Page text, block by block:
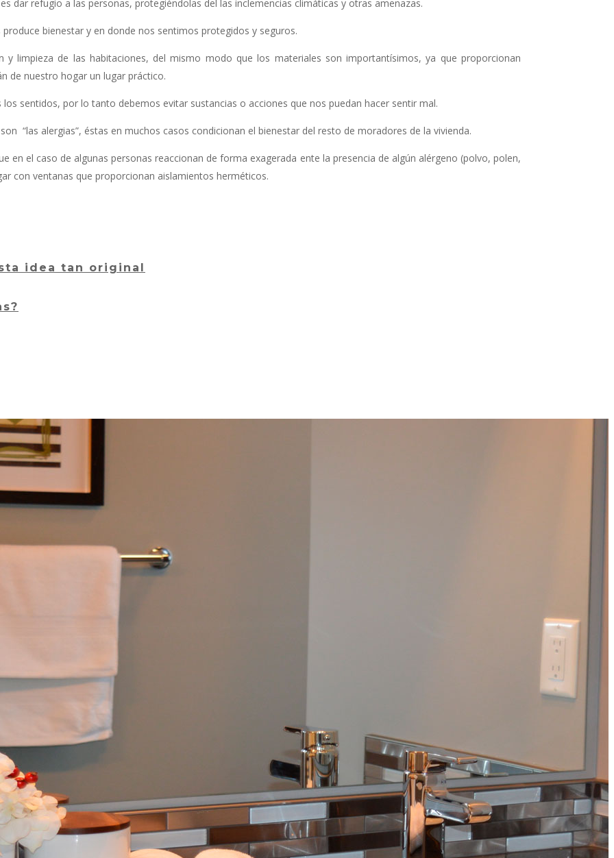
dar refugio a las personas, protegiéndolas del las inclemencias climáticas y otras amenazas.
bienestar y en donde nos sentimos protegidos y seguros.
y limpieza de las habitaciones, del mismo modo que los materiales son importantísimos, ya que proporcionan
de nuestro hogar un lugar práctico.
sentidos, por lo tanto debemos evitar sustancias o acciones que nos puedan hacer sentir mal.
“las alergias”, éstas en muchos casos condicionan el bienestar del resto de moradores de la vivienda.
en el caso de algunas personas reaccionan de forma exagerada ente la presencia de algún alérgeno (polvo, polen,
con ventanas que proporcionan aislamientos herméticos.
idea tan original